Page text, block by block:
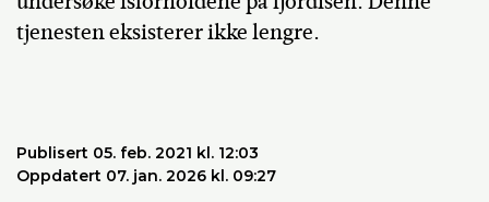
tjenesten eksisterer ikke lengre.
Publisert 05. feb. 2021 kl. 12:03
Oppdatert 07. jan. 2026 kl. 09:27